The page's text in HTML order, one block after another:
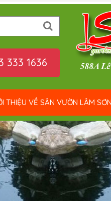
Tìm kiếm
333 1636
THIỆU VỀ SÂN VƯỜN LÂM SƠN